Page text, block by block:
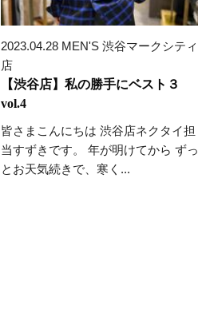
2023.04.28 MEN'S 渋谷マークシティ
店
【渋谷店】私の勝手にベスト３
vol.4
皆さまこんにちは 渋谷店ネクタイ担
当すずきです。 年が明けてから ずっ
とお天気続きで、寒く...